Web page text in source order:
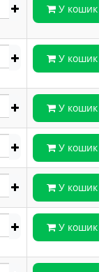
У кошик
У кошик
У кошик
У кошик
У кошик
У кошик